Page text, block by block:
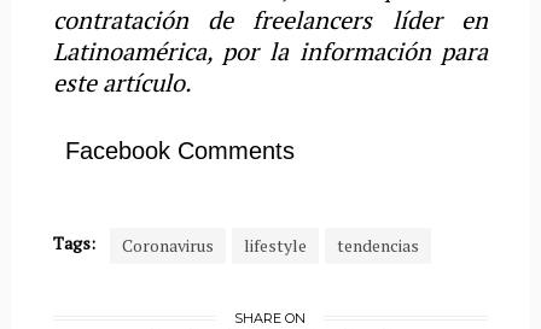
contratación de freelancers líder en
Latinoamérica, por la información para
este artículo.
Facebook Comments
Tags: Coronavirus lifestyle tendencias
SHARE ON